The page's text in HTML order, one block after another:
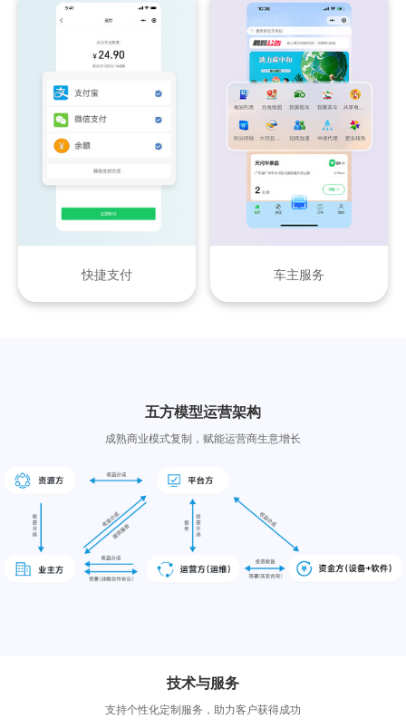
快捷支付 车主服务
五方模型运营架构
成熟商业模式复制，赋能运营商生意增长
技术与服务
支持个性化定制服务，助力客户获得成功